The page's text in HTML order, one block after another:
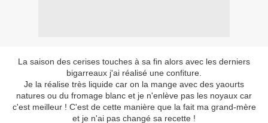
La saison des cerises touches à sa fin alors avec les derniers
bigarreaux j'ai réalisé une confiture.
Je la réalise très liquide car on la mange avec des yaourts
natures ou du fromage blanc et je n'enlève pas les noyaux car
c'est meilleur ! C'est de cette manière que la fait ma grand-mère
et je n'ai pas changé sa recette !